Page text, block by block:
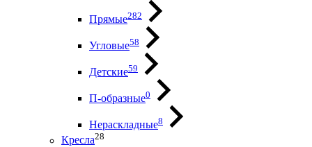
Прямые282
Угловые58
Детские59
П-образные0
Нераскладные8
Кресла28